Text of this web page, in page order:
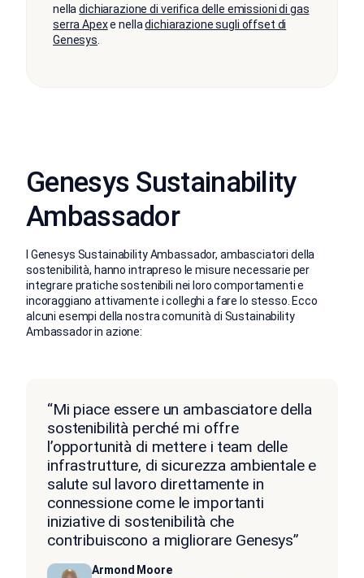
nelladichiarazione di verifica delle emissioni di gas
serra Apexe nelladichiarazione sugli offset di
Genesys
Genesys Sustainability
Ambassador
I Genesys Sustainability Ambassador, ambasciatori della
sostenibilità, hanno intrapreso le misure necessarie per
integrare pratiche sostenibili nei loro comportamenti e
incoraggiano attivamente i colleghi a fare lo stesso. Ecco
alcuni esempi della nostra comunità di Sustainability
Ambassador in azione:
“Mi piace essere un ambasciatore della
sostenibilità perché mi offre
l’opportunità di mettere i team delle
infrastrutture, di sicurezza ambientale e
salute sul lavoro direttamente in
connessione come le importanti
iniziative di sostenibilità che
contribuiscono a migliorare Genesys”
Armond Moore